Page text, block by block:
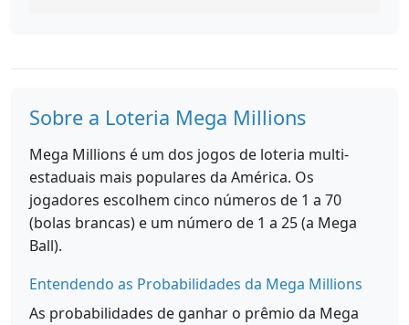
Sobre a Loteria Mega Millions
Mega Millions é um dos jogos de loteria multi-
estaduais mais populares da América. Os
jogadores escolhem cinco números de 1 a 70
(bolas brancas) e um número de 1 a 25 (a Mega
Ball).
Entendendo as Probabilidades da Mega Millions
As probabilidades de ganhar o prêmio da Mega